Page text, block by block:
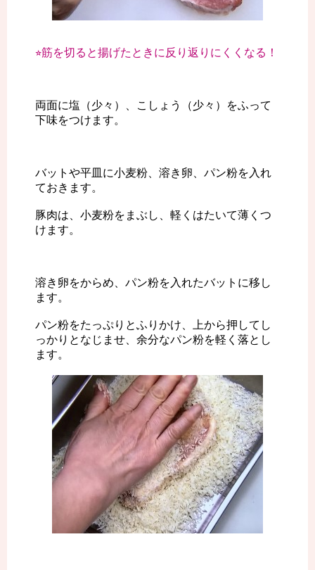
⭐︎筋を切ると揚げたときに反り返りにくくなる！
両面に塩（少々）、こしょう（少々）をふって
下味をつけます。
バットや平皿に小麦粉、溶き卵、パン粉を入れ
ておきます。
豚肉は、小麦粉をまぶし、軽くはたいて薄くつ
けます。
溶き卵をからめ、パン粉を入れたバットに移し
ます。
パン粉をたっぷりとふりかけ、上から押してし
っかりとなじませ、余分なパン粉を軽く落とし
ます。